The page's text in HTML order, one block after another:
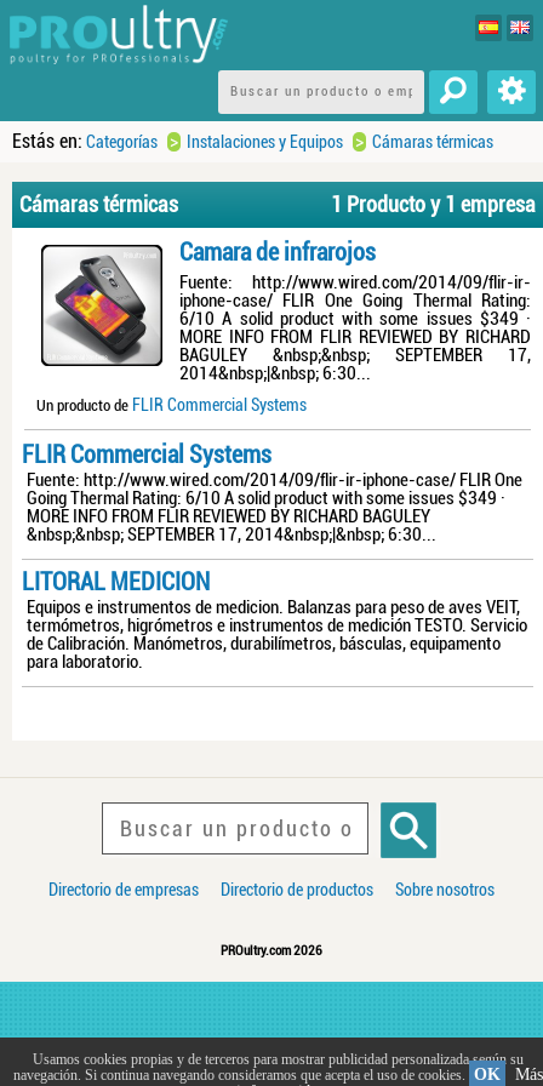
Estás en: Categorías > Instalaciones y Equipos > Cámaras térmicas
Cámaras térmicas 1 Producto y 1 empresa
Camara de infrarojos
Fuente: http://www.wired.com/2014/09/flir-ir-
iphone-case/ FLIR One Going Thermal Rating:
6/10 A solid product with some issues $349 ·
MORE INFO FROM FLIR REVIEWED BY RICHARD
BAGULEY &nbsp;&nbsp; SEPTEMBER 17,
2014&nbsp;|&nbsp; 6:30...
Un producto de FLIR Commercial Systems
FLIR Commercial Systems
Fuente: http://www.wired.com/2014/09/flir-ir-iphone-case/ FLIR One
Going Thermal Rating: 6/10 A solid product with some issues $349 ·
MORE INFO FROM FLIR REVIEWED BY RICHARD BAGULEY
&nbsp;&nbsp; SEPTEMBER 17, 2014&nbsp;|&nbsp; 6:30...
LITORAL MEDICION
Equipos e instrumentos de medicion. Balanzas para peso de aves VEIT,
termómetros, higrómetros e instrumentos de medición TESTO. Servicio
de Calibración. Manómetros, durabilímetros, básculas, equipamento
para laboratorio.
Directorio de empresas Directorio de productos Sobre nosotros
PROultry.com 2026
Usamos cookies propias y de terceros para mostrar publicidad personalizada según su
navegación. Si continua navegando consideramos que acepta el uso de cookies. OK
Más